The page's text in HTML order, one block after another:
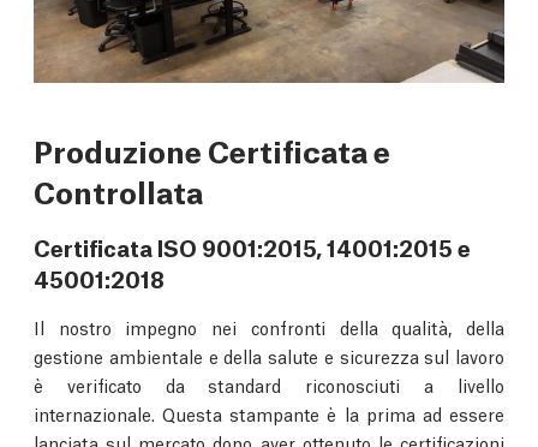
Produzione Certificata e
Controllata
Certificata ISO 9001:2015, 14001:2015 e
45001:2018
Il nostro impegno nei confronti della qualità, della
gestione ambientale e della salute e sicurezza sul lavoro
è verificato da standard riconosciuti a livello
internazionale. Questa stampante è la prima ad essere
lanciata sul mercato dopo aver ottenuto le certificazioni